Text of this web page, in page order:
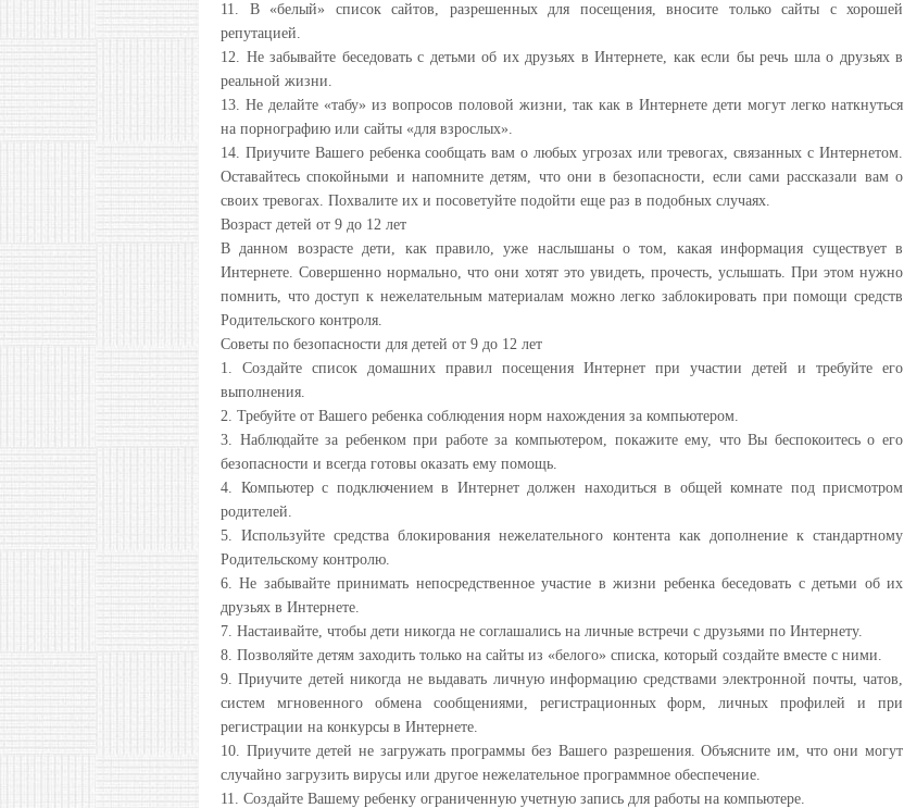
11. В «белый» список сайтов, разрешенных для посещения, вносите только сайты с хорошей
репутацией.
12. Не забывайте беседовать с детьми об их друзьях в Интернете, как если бы речь шла о друзьях в
реальной жизни.
13. Не делайте «табу» из вопросов половой жизни, так как в Интернете дети могут легко наткнуться
на порнографию или сайты «для взрослых».
14. Приучите Вашего ребенка сообщать вам о любых угрозах или тревогах, связанных с Интернетом.
Оставайтесь спокойными и напомните детям, что они в безопасности, если сами рассказали вам о
своих тревогах. Похвалите их и посоветуйте подойти еще раз в подобных случаях.
Возраст детей от 9 до 12 лет
В данном возрасте дети, как правило, уже наслышаны о том, какая информация существует в
Интернете. Совершенно нормально, что они хотят это увидеть, прочесть, услышать. При этом нужно
помнить, что доступ к нежелательным материалам можно легко заблокировать при помощи средств
Родительского контроля.
Советы по безопасности для детей от 9 до 12 лет
1. Создайте список домашних правил посещения Интернет при участии детей и требуйте его
выполнения.
2. Требуйте от Вашего ребенка соблюдения норм нахождения за компьютером.
3. Наблюдайте за ребенком при работе за компьютером, покажите ему, что Вы беспокоитесь о его
безопасности и всегда готовы оказать ему помощь.
4. Компьютер с подключением в Интернет должен находиться в общей комнате под присмотром
родителей.
5. Используйте средства блокирования нежелательного контента как дополнение к стандартному
Родительскому контролю.
6. Не забывайте принимать непосредственное участие в жизни ребенка беседовать с детьми об их
друзьях в Интернете.
7. Настаивайте, чтобы дети никогда не соглашались на личные встречи с друзьями по Интернету.
8. Позволяйте детям заходить только на сайты из «белого» списка, который создайте вместе с ними.
9. Приучите детей никогда не выдавать личную информацию средствами электронной почты, чатов,
систем мгновенного обмена сообщениями, регистрационных форм, личных профилей и при
регистрации на конкурсы в Интернете.
10. Приучите детей не загружать программы без Вашего разрешения. Объясните им, что они могут
случайно загрузить вирусы или другое нежелательное программное обеспечение.
11. Создайте Вашему ребенку ограниченную учетную запись для работы на компьютере.